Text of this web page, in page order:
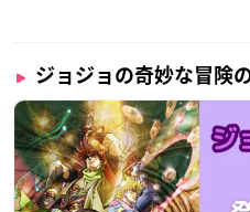
ジョジョの奇妙な冒険